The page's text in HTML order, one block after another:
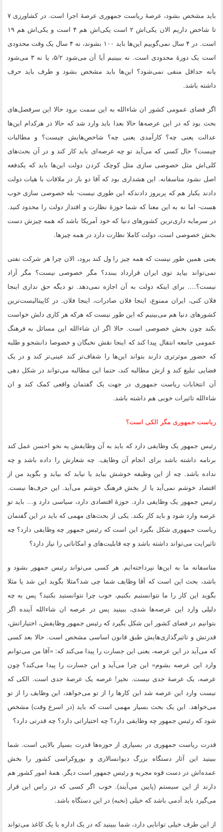
باید مشخص بشود، عرصهٔ ریاست جمهوری عرصهٔ اجرا است. در کشاورزی ۷
تا شاخص داریم الان یکی‌اش ۲ است یکی‌اش هم ۴ است و یکی‌اش هم ۱۹
است. در ۴ سال نمی‌گوییم این‌ها باید ۱۰۰ بشوند، نه ۴ سال یک وقت محدودی
است یک دورهٔ محدودی است. نه ببینیم آیا آن می‌شود ۵/۲، یا نه ۳ می‌شود
یانه حداقل منفی نمی‌شود؟ این‌ها باید مشخص بشود و طرف باید حرف
داشته باشد.
اگر فضای عمومی کشور ان شاءالله به این سمت برود حالا این سرفصل‌های
بحث بود که در این عرصه‌ها حالا بعدا باید وارد شد که حالا در هرکدام این‌ها
عدالت یعنی چه؟ کارآمدی یعنی چه؟ شاخص‌هایش چیست؟ و مطالبات
چیست؟ حال کسی که می‌آید تو چه عرصه‌ای باید کار کند و در آن بحث‌های
کلی‌اش مثل خصوصی سازی مثل کوچک کردن دولت این‌ها باید که یکدفعه
اصل نشود متاسفانه. این هشداری بود که آقا دو بار در ملاقات با هیات دولت
دادند یکبار هم که پریروز دادندکه این طوری نیست- بله خصوصی سازی خوب
هست- اما نه به این معنا که شما حوزهٔ نظارت و اقتدار دولت را محدود کنید.
در سرمایه داری‌ترین کشورهای دنیا که خود آمریکا باشد که همه چیزش دست
بخش خصوصی است، دولت کاملا نظارت دارد در همه چیز‌ها.
یعنی همین طور نیست که همه چیز را ول کند برود، الان چرا هر شرکت نفتی
نمی‌تواند بیاید توی ایران قرارداد ببندد؟ مگر خصوصی نیست؟ مگر آزاد
نیست؟…. برای اینکه دولت به آن اجازه نمی‌دهد. تو دیگه حق نداری اینجا
فلان کنی، ایران ممنوع، اینجا فلان صادرات، اینجا فلان. در کاپیتالیست‌ترین
کشورهای دنیا هم می‌بینیم که این طور نیست که هرکه هر کاری دلش خواست
بکند چون بخش خصوصی است. حالا اگر ان شاءالله این مسائل به فرهنگ
عمومی جامعه انتقال پیدا کند که اینجا نقش نخبگان و خصوصا دانشجو و طلبه
که حضور موثرتری دارند بتواند این‌ها را شفاف‌تر کند عینی‌تر کند و در یک
فضایی تبلیغ کند و ازش مطالبه کند، حتما این مطالبه می‌تواند در شکل دهی
آن انتخابات ریاست جمهوری در جهت یک گفتمان واقعی کمک کند و ان
شاءالله تاثیرات خوبی هم داشته باشد.
ریاست جمهوری مگر الکی است؟
رئیس جمهور یک وظایفی دارد که باید به آن وظایفش یه نحو احسن عمل کند
برنامه داشته باشد برای انجام آن وظایف. چه شعارش را داده باشد و چه
نداده باشد. چه از این وظیفه خوشش بیاید یا نیاید که بیاید و بگوید من از
اقتصاد خوشم نمی‌آید یا از بخش فرهنگ خوشم می‌آید. این حرف‌ها نیست.
رئیس جمهور یک وظایفی دارد. حوزهٔ اقتصادی دارد، سیاسی دارد و… باید تو
عرصه وارد شود و باید کار بکند. یکی از بحث‌های مهمی که باید در این گفتمان
ریاست جمهوری شکل بگیرد این است که رئیس جمهور چه وظایفی دارد؟ چه
تاثیرایت می‌تواند داشته باشد و چه قابلیت‌های و امکاناتی را نیاز دارد؟
متاسفانه ما به این‌ها نپرداخته‌ایم. هر کسی می‌تواند رئیس جمهور بشود و
باشد، بحث این است که آقا وظایف شما چی شد؟مثلا بگوید این شد یا مثلا
بگوید این کار را ما نتوانستیم بکنیم، خوب چرا نتوانستید بکنید؟ پس به چه
دلیلی وارد این عرصه‌ها شدی، ببینید پس در عرصه ان شاءالله آینده اگر
بتوانیم در فضای کشور این شکل بگیرد که رئیس جمهور وظایفش، اختیاراتش،
قدرتش و تاثیرگذاری‌هایش طبق قانون اساسی مشخص است. حالا بعد کسی
که می‌آید در این عرصه، یعنی این جسارت را پیدا می‌کند که: «آقا من می‌توانم
وارد این عرصه بشوم» این چرا می‌آید و این جسارت را پیدا می‌کند؟ چون
عرصه، یک عرصهٔ جدی نیست. نخیر! عرصه یک عرصهٔ جدی است. الکی که
نیست وارد این عرصه شد این کار‌ها را از تو می‌خواهد، این وظایف را از تو
می‌خواهد. این یک بحث بسیار مهمی است که باید (در اسرع وقت) مشخص
شود که رئیس جمهور چه وظایفی دارد؟ چه اختیاراتی دارد؟ چه قدرتی دارد؟
قدرت ریاست جمهوری در بسیاری از حوزه‌ها قدرت بسیار بالایی است. شما
ببینید این آثار دستگاه بزرگ دیوانسالاری و بوروکراسی کشور را بخش
عمده‌اش در دست قوه مجریه و رئیس جمهور است دیگر. همهٔ امور کشور هم
دارند از این سیستم (پایین می‌آیند). خوب اگر کسی که در راس این قرار
می‌گیرد باید آدمی باشد که خیلی (نخبه) در این دستگاه باشد.
از این طرف خیلی توانایی دارد، شما ببینید که در یک اداره با یک کاغذ می‌تواند